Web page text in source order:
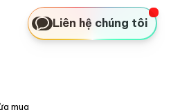
Liên hệ chúng tôi
mua